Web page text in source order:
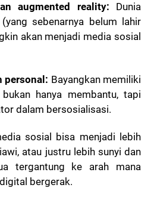
augmented reality: Dunia
sebenarnya belum lahir
akan menjadi media sosial
personal: Bayangkan memiliki
hanya membantu, tapi
dalam bersosialisasi.
sosial bisa menjadi lebih
atau justru lebih sunyi dan
tergantung ke arah mana
bergerak.